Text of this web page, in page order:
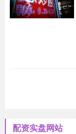
配资实盘网站